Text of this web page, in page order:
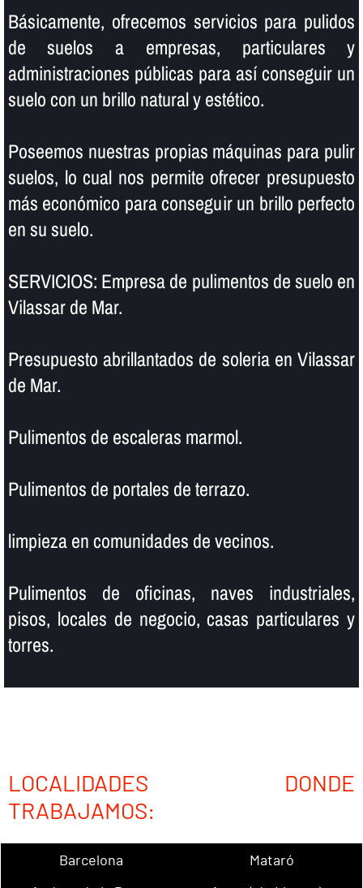
Básicamente, ofrecemos servicios para pulidos
de suelos a empresas, particulares y
administraciones públicas para así­ conseguir un
suelo con un brillo natural y estético.
Poseemos nuestras propias máquinas para pulir
suelos, lo cual nos permite ofrecer presupuesto
más económico para conseguir un brillo perfecto
en su suelo.
SERVICIOS: Empresa de pulimentos de suelo en
Vilassar de Mar.
Presupuesto abrillantados de soleria en Vilassar
de Mar.
Pulimentos de escaleras marmol.
Pulimentos de portales de terrazo.
limpieza en comunidades de vecinos.
Pulimentos de oficinas, naves industriales,
pisos, locales de negocio, casas particulares y
torres.
LOCALIDADES DONDE
TRABAJAMOS:
Barcelona
Mataró